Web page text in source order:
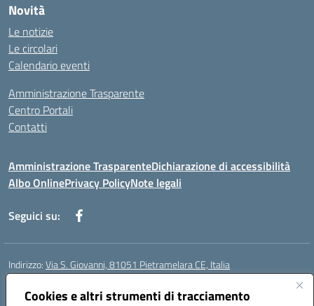
Cookies e altri strumenti di tracciamento
Novità
Le notizie
Le circolari
Calendario eventi
Amministrazione Trasparente
Centro Portali
Contatti
Amministrazione TrasparenteDichiarazione di accessibilità
Albo OnlinePrivacy PolicyNote legali
Seguici su:
Indirizzo:Via S. Giovanni, 81051 Pietramelara CE, Italia
Centralino:
Posta elettronica certificata (PEC):CEIC8AB009@pec.istruzione.it